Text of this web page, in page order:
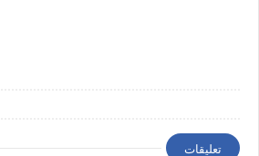
تعليقات